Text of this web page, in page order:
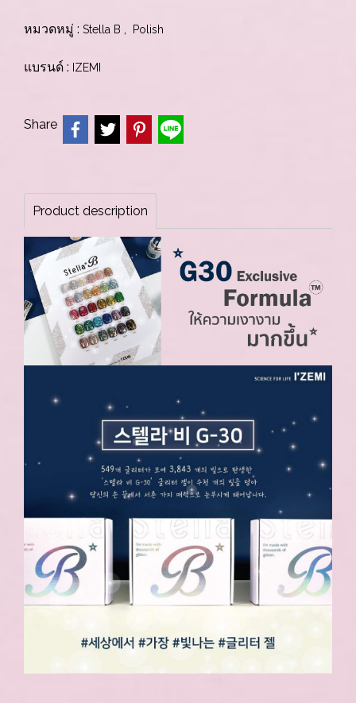
หมวดหมู่ : Stella B , Polish
แบรนด์ : IZEMI
Share
Product description